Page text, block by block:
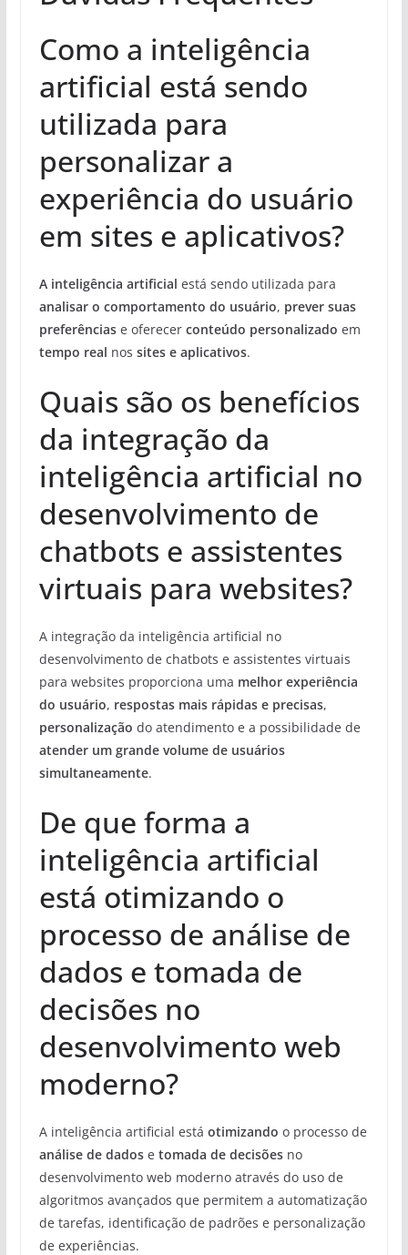
Como a inteligência
artificial está sendo
utilizada para
personalizar a
experiência do usuário
em sites e aplicativos?
A inteligência artificial está sendo utilizada para
analisar o comportamento do usuário, prever suas
preferênciase oferecer conteúdo personalizado em
tempo real nos sites e aplicativos.
Quais são os benefícios
da integração da
inteligência artificial no
desenvolvimento de
chatbots e assistentes
virtuais para websites?
A integração da inteligência artificial no
desenvolvimento de chatbots e assistentes virtuais
para websites proporciona uma melhor experiência
do usuário, respostas mais rápidas e precisas,
personalização do atendimento e a possibilidade de
atender um grande volume de usuários
simultaneamente.
De que forma a
inteligência artificial
está otimizando o
processo de análise de
dados e tomada de
decisões no
desenvolvimento web
moderno?
A inteligência artificial está otimizando o processo de
análise de dadose tomada de decisõesno
desenvolvimento web moderno através do uso de
algoritmos avançados que permitem a automatização
de tarefas, identificação de padrões e personalização
de experiências.